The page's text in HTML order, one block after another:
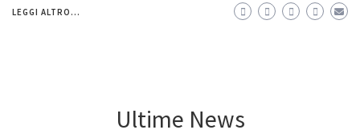
LEGGI ALTRO...
Ultime News